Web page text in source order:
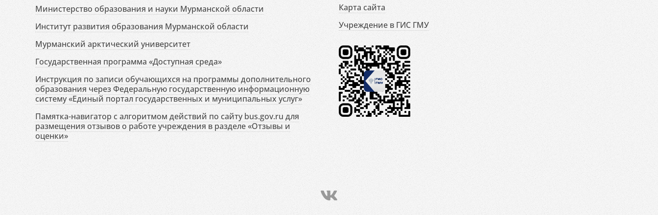
Министерство образования и науки Мурманской области
Институт развития образования Мурманской области
Мурманский арктический университет
Государственная программа «Доступная среда»
Инструкция по записи обучающихся на программы дополнительного
образования через Федеральную государственную информационную
систему «Единый портал государственных и муниципальных услуг»
Памятка-навигатор с алгоритмом действий по сайту bus.gov.ru для
размещения отзывов о работе учреждения в разделе «Отзывы и
оценки»
Карта сайта
Учреждение в ГИС ГМУ